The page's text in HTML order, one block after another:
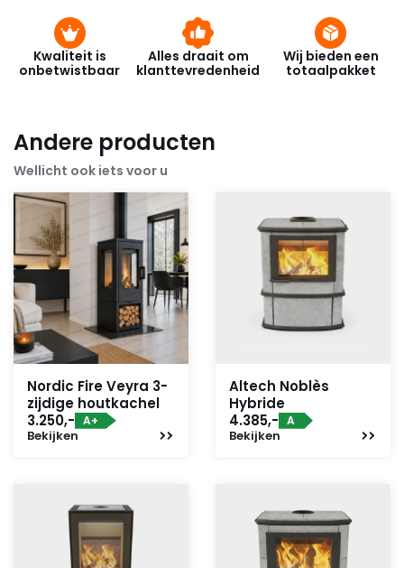
Kwaliteit is
onbetwistbaar
Alles draait om
klanttevredenheid
Wij bieden een
totaalpakket
Andere producten
Wellicht ook iets voor u
Nordic Fire Veyra 3-
zijdige houtkachel
3.250,- A+
Bekijken
Altech Noblès
Hybride
4.385,- A
Bekijken